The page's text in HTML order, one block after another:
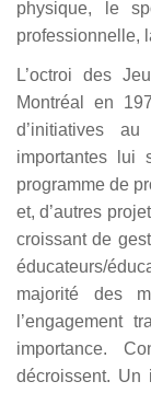
physique, le
professionnelle,
L’octroi des
Montréal en
d’initiatives
importantes lui
programme de
et, d’autres
croissant de
éducateurs/
majorité des
l’engagement
importance.
décroissent. Un